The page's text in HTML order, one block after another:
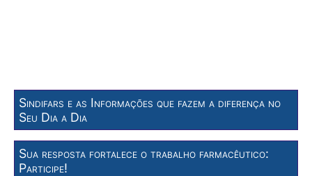
Sindifars e as Informações que fazem a diferença no
Seu Dia a Dia
Sua resposta fortalece o trabalho farmacêutico:
Participe!